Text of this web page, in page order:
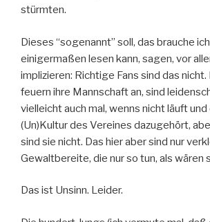
stürmten.
Dieses “sogenannt” soll, das brauche
einigermaßen lesen kann, sagen, vor
implizieren: Richtige Fans sind das
feuern ihre Mannschaft an, sind
vielleicht auch mal, wenns nicht läuft und
(Un)Kultur des Vereines dazugehört,
sind sie nicht. Das hier aber sind nur
Gewaltbereite, die nur so tun, als wären
Das ist Unsinn. Leider.